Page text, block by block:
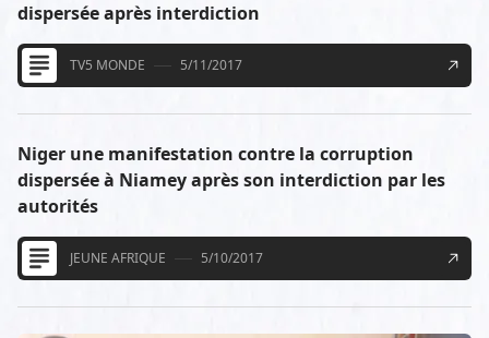
dispersée après interdiction
TV5 MONDE 5/11/2017
Niger une manifestation contre la corruption
dispersée à Niamey après son interdiction par les
autorités
JEUNE AFRIQUE 5/10/2017